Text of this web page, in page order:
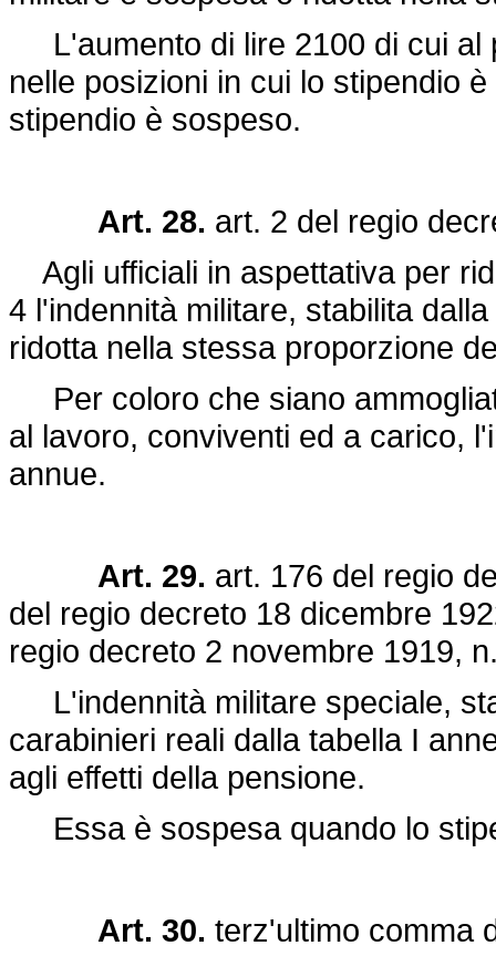
L'aumento di lire 2100 di cui al
nelle posizioni in cui lo stipendio
stipendio è sospeso.
Art. 28. art. 2 del regio
Agli ufficiali in aspettativa per
4 l'indennità militare, stabilita
ridotta nella stessa proporzione
Per coloro che siano
al lavoro, conviventi ed a carico,
annue.
Art. 29. art. 176 del regio
del regio decreto 18 dicembre
regio decreto 2 novembre 1919,
L'indennità militare speciale,
carabinieri reali dalla tabella I
agli effetti della pensione.
Essa è sospesa quando lo
Art. 30. terz'ultimo comma